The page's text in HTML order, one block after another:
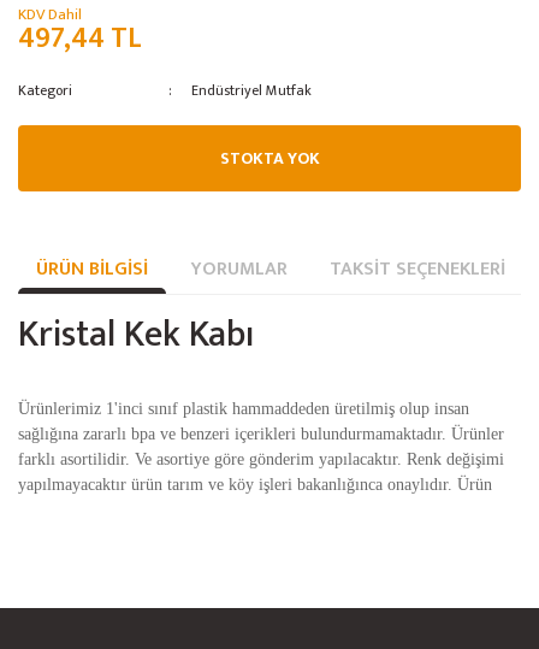
KDV Dahil
497,44 TL
Kategori Endüstriyel Mutfak
STOKTA YOK
ÜRÜN BILGISI YORUMLAR TAKSIT SEÇENEKLERI
Kristal Kek Kabı
Ürünlerimiz 1'inci sınıf plastik hammaddeden üretilmiş olup insan
sağlığına zararlı bpa ve benzeri içerikleri bulundurmamaktadır. Ürünler
farklı asortilidir. Ve asortiye göre gönderim yapılacaktır. Renk değişimi
yapılmayacaktır ürün tarım ve köy işleri bakanlığınca onaylıdır. Ürün
Bu ürüne ilk yorumu siz yapın!
yetersiz gördüğünüz noktaları öneri formunu kullanarak tarafımıza